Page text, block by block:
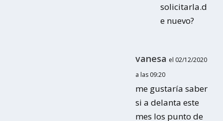
solicitarla.d
e nuevo?
vanesa el 02/12/2020
a las 09:20
me gustaría saber
si a delanta este
mes los punto de